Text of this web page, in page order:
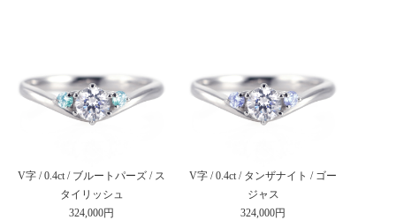
V字 / 0.4ct / ブルートパーズ / ス
タイリッシュ
324,000円
V字 / 0.4ct / タンザナイト / ゴー
ジャス
324,000円